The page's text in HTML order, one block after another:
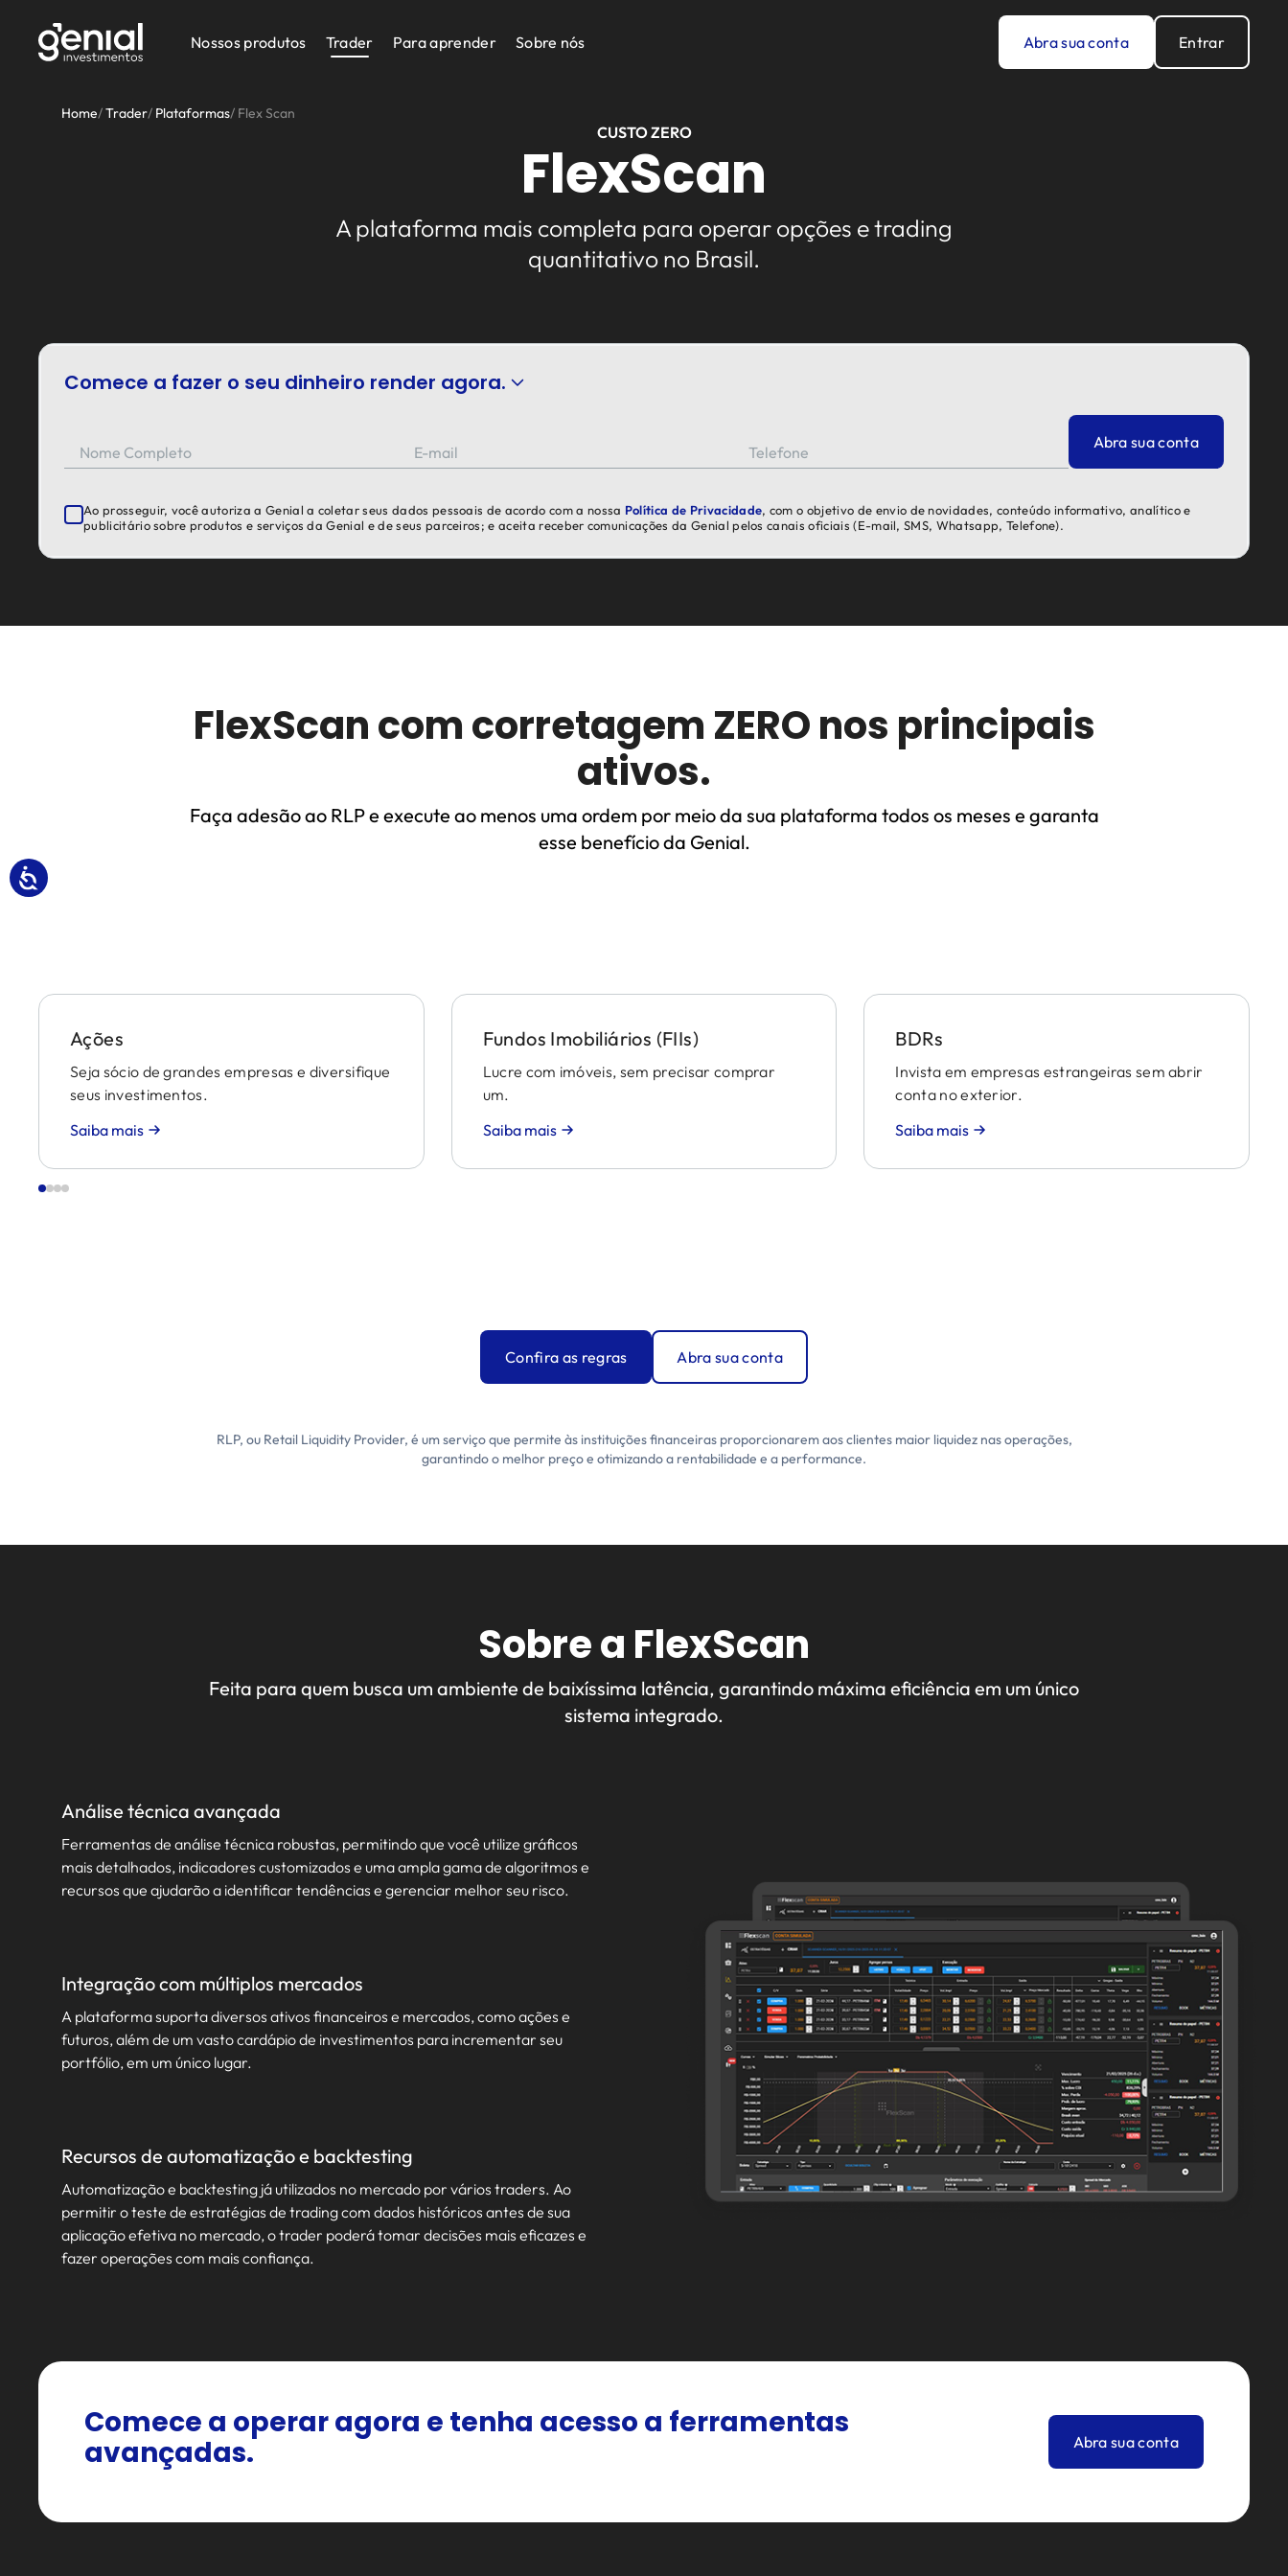
Nossos produtos Trader Para aprender Sobre nós Abra sua conta Entrar
Home/Trader/ Plataformas/ Flex Scan
CUSTO ZERO
FlexScan
A plataforma mais completa para operar opções e trading
quantitativo no Brasil.
Comece a fazer o seu dinheiro render agora.
Nome Completo E-mail Telefone
Abra sua conta
Ao prosseguir, você autoriza a Genial a coletar seus dados pessoais de acordo com a nossa Política de Privacidade, com o objetivo de envio de novidades, conteúdo informativo, analítico e
publicitário sobre produtos e serviços da Genial e de seus parceiros; e aceita receber comunicações da Genial pelos canais oficiais (E-mail, SMS, Whatsapp, Telefone).
FlexScan com corretagem ZERO nos principais
ativos.
Faça adesão ao RLP e execute ao menos uma ordem por meio da sua plataforma todos os meses e garanta
esse benefício da Genial.
Ações
Seja sócio de grandes empresas e diversifique
seus investimentos.
Saiba mais
Fundos Imobiliários (FIIs)
Lucre com imóveis, sem precisar comprar
um.
Saiba mais
BDRs
Invista em empresas estrangeiras sem abrir
conta no exterior.
Saiba mais
Confira as regras Abra sua conta
RLP, ou Retail Liquidity Provider, é um serviço que permite às instituições financeiras proporcionarem aos clientes maior liquidez nas operações,
garantindo o melhor preço e otimizando a rentabilidade e a performance.
Sobre a FlexScan
Feita para quem busca um ambiente de baixíssima latência, garantindo máxima eficiência em um único
sistema integrado.
Análise técnica avançada
Ferramentas de análise técnica robustas, permitindo que você utilize gráficos
mais detalhados, indicadores customizados e uma ampla gama de algoritmos e
recursos que ajudarão a identificar tendências e gerenciar melhor seu risco.
Integração com múltiplos mercados
A plataforma suporta diversos ativos financeiros e mercados, como ações e
futuros, além de um vasto cardápio de investimentos para incrementar seu
portfólio, em um único lugar.
Recursos de automatização e backtesting
Automatização e backtesting já utilizados no mercado por vários traders. Ao
permitir o teste de estratégias de trading com dados históricos antes de sua
aplicação efetiva no mercado, o trader poderá tomar decisões mais eficazes e
fazer operações com mais confiança.
Comece a operar agora e tenha acesso a ferramentas
avançadas.
Abra sua conta